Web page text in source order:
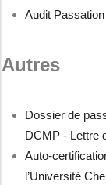
Audit
Autres
Dossier de
DCMP - Lettre
Auto-
l’Université